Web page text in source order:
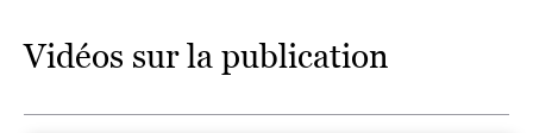
Vidéos sur la publication